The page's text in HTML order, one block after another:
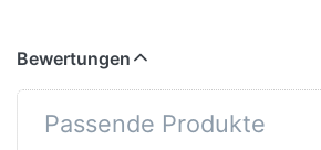
Bewertungen
Passende Produkte